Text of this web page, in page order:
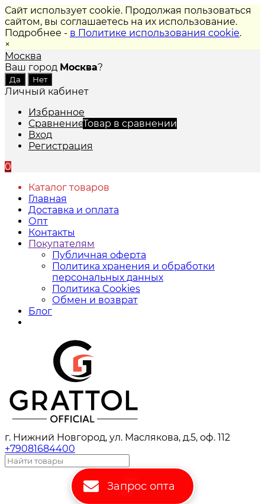
Сайт использует cookie. Продолжая пользоваться
сайтом, вы соглашаетесь на их использование.
Подробнее - в Политике использования cookie.
×
Москва
Ваш город Москва?
Личный кабинет
Избранное
СравнениеТовар в сравнении
Вход
Регистрация
0
Каталог товаров
Главная
Доставка и оплата
Опт
Контакты
Покупателям
Публичная оферта
Политика хранения и обработки
персональных данных
Политика Cookies
Обмен и возврат
Блог
г. Нижний Новгород, ул. Маслякова, д.5, оф. 112
+79081684400
Запрос опта